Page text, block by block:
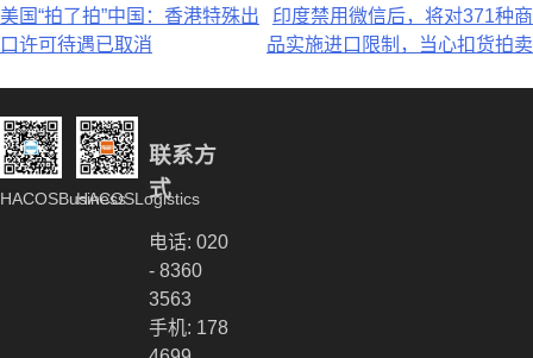
文
航
美国“拍了拍”中国：香港特殊出
口许可待遇已取消
印度禁用微信后，将对371种商
品实施进口限制，当心扣货拍卖
HACOSBusinessHACOSLogistics
联系方
式
电话: 020
- 8360
3563
手机: 178